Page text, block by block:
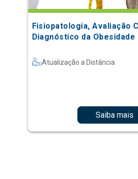
Fisiopatologia, Avaliação
Diagnóstico da Obesidade
Atualização a Distância
Saiba mais